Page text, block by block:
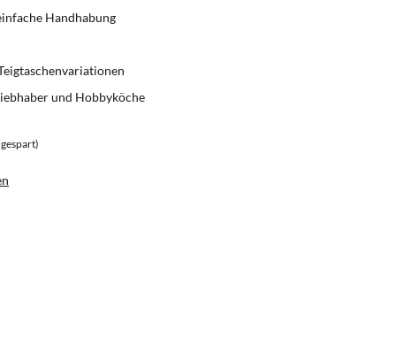
Handhabung
und Hobbyköche